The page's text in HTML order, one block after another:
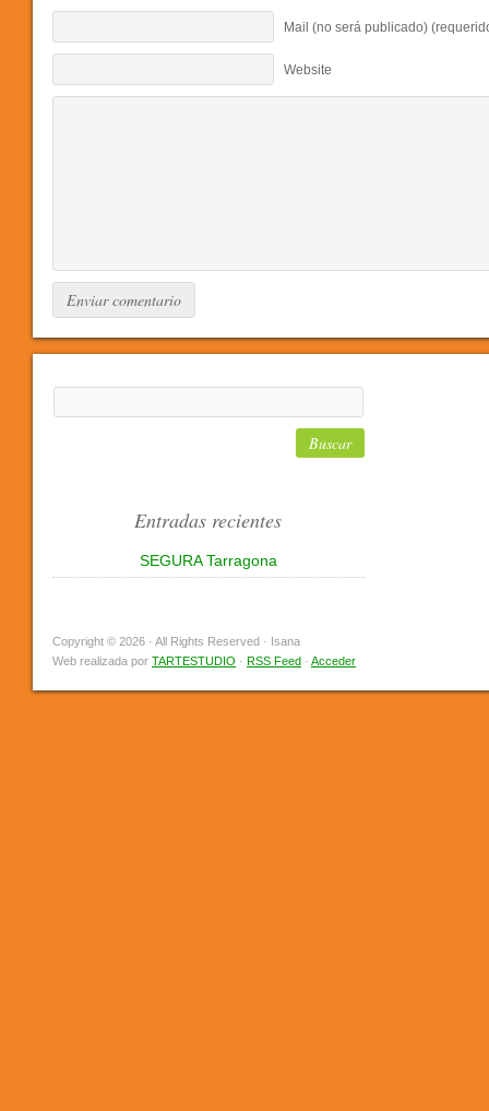
Mail (no será publicado)
Website
Entradas recientes
SEGURA Tarragona
Copyright © 2026 · All Rights Reserved · Isana
Web realizada por TARTESTUDIO · RSS Feed · Acceder